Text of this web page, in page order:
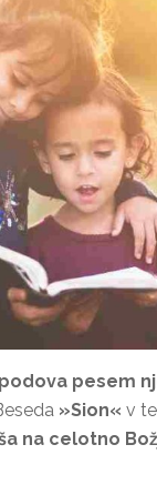
pesem
»Sion« v
na celotno